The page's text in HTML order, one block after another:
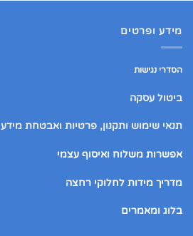
מידע ופרטים
הסדרי נגישות
ביטול עסקה
תנאי שימוש ותקנון, פרטיות ואבטחת מידע
אפשרות משלוח ואיסוף עצמי
מדריך מידות לחלוקי רחצה
בלוג ומאמרים